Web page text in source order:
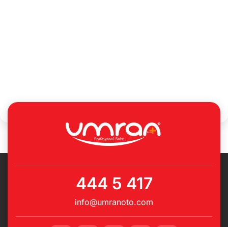
444 5 417
info@umranoto.com